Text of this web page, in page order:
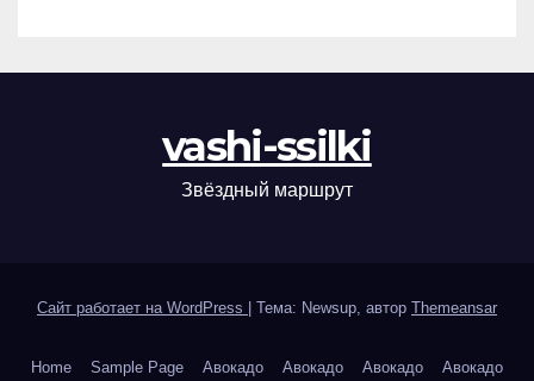
vashi-ssilki
Звёздный маршрут
Сайт работает на WordPress Тема: Newsup, автор Themeansar
Home Sample Page Авокадо Авокадо Авокадо Авокадо